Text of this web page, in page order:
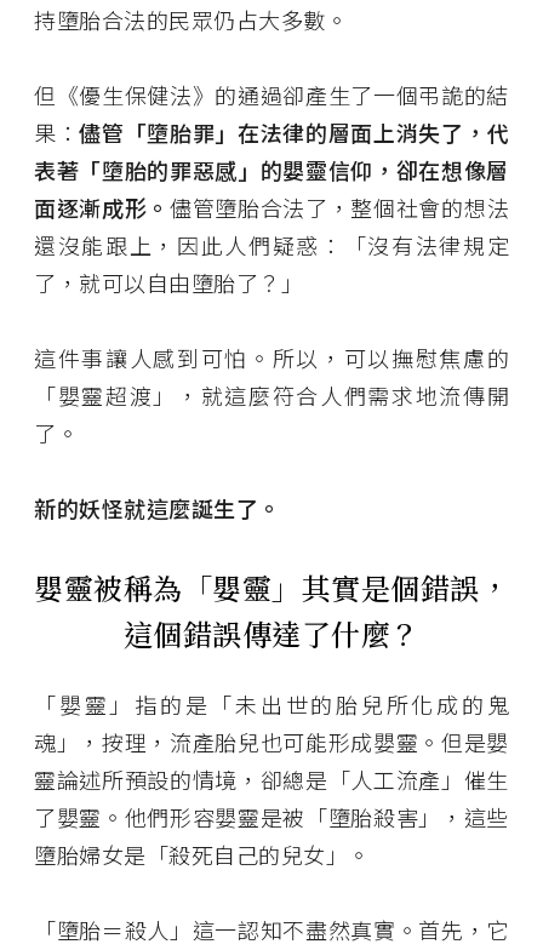
持墮胎合法的民眾仍占大多數。
但《優生保健法》的通過卻產生了一個弔詭的結
果：儘管「墮胎罪」在法律的層面上消失了，代
表著「墮胎的罪惡感」的嬰靈信仰，卻在想像層
面逐漸成形。儘管墮胎合法了，整個社會的想法
還沒能跟上，因此人們疑惑：「沒有法律規定
了，就可以自由墮胎了？」
這件事讓人感到可怕。所以，可以撫慰焦慮的
「嬰靈超渡」，就這麼符合人們需求地流傳開
了。
新的妖怪就這麼誕生了。
嬰靈被稱為「嬰靈」其實是個錯誤，
這個錯誤傳達了什麼？
「嬰靈」指的是「未出世的胎兒所化成的鬼
魂」，按理，流產胎兒也可能形成嬰靈。但是嬰
靈論述所預設的情境，卻總是「人工流產」催生
了嬰靈。他們形容嬰靈是被「墮胎殺害」，這些
墮胎婦女是「殺死自己的兒女」。
「墮胎＝殺人」這一認知不盡然真實。首先，它